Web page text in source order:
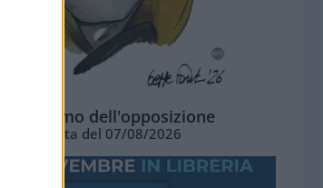
L'ottimismo dell'opposizione
Vignetta del 07/08/2026